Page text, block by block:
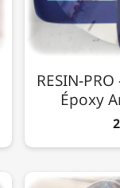
RESIN-
Époxy